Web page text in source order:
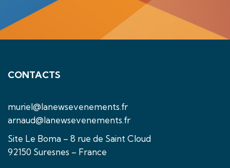
CONTACTS
muriel@lanewsevenements.fr
arnaud@lanewsevenements.fr
Site Le Boma – 8 rue de Saint Cloud
92150 Suresnes – France